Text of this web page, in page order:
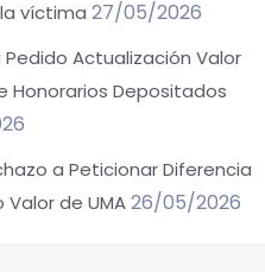
víctima 27/05/2026
Actualización Valor
Honorarios Depositados
a Peticionar Diferencia
Valor de UMA26/05/2026